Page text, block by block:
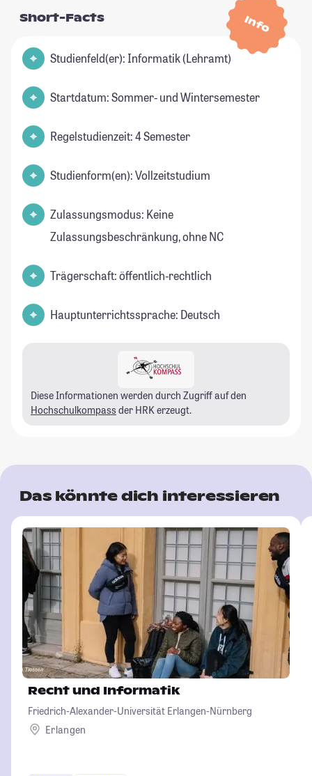
Info
Short-Facts
Studienfeld(er): Informatik (Lehramt)
Startdatum: Sommer- und Wintersemester
Regelstudienzeit: 4 Semester
Studienform(en): Vollzeitstudium
Zulassungsmodus: Keine
Zulassungsbeschränkung, ohne NC
Trägerschaft: öffentlich-rechtlich
Hauptunterrichtssprache: Deutsch
Diese Informationen werden durch Zugriff auf den
Hochschulkompass der HRK erzeugt.
Das könnte dich interessieren
Recht und Informatik
Friedrich-Alexander-Universität Erlangen-Nürnberg
Erlangen